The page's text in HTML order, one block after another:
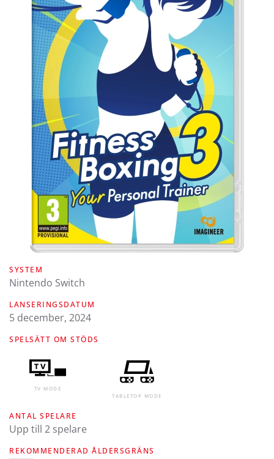
SYSTEM
Nintendo Switch
LANSERINGSDATUM
5 december, 2024
SPELSÄTT OM STÖDS
TV MODE
TABLETOP MODE
ANTAL SPELARE
Upp till 2 spelare
REKOMMENDERAD ÅLDERSGRÄNS